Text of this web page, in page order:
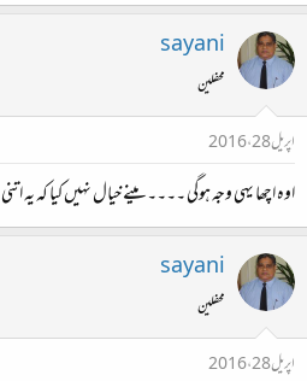
sayani
محفلین
اپریل 28، 2016
اوہ اچھا یہی وجہ ہوگی ۔۔۔۔ مینے خیال نہیں کیا کہ
sayani
محفلین
اپریل 28، 2016